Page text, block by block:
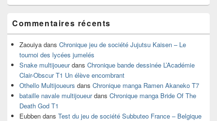
Commentaires récents
Zaouiya dans Chronique jeu de société Jujutsu Kaisen – Le
tournoi des lycées jumelés
Snake multijoueurdans Chronique bande dessinée L’Académie
Clair-Obscur T1 Un élève encombrant
Othello Multijoueurs dans Chronique manga Ramen Akaneko T7
bataille navale multijoueurdans Chronique manga Bride Of The
Death God T1
Eubben dans Test du jeu de société Subbuteo France – Belgique